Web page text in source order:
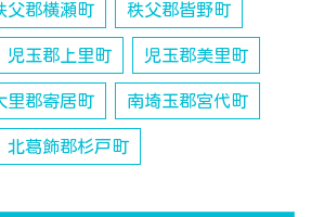
父郡横瀬町 秩父郡皆野町
児玉郡上里町 児玉郡美里町
里郡寄居町 南埼玉郡宮代町
北葛飾郡杉戸町